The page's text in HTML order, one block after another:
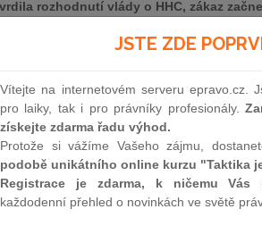
rozhodnutí vlády o HHC, zákaz
kvůli dieselgate ještě přezkoumá
útvary státu i zákon o lobbingu | Jurečka
náročných profesí
ve světě práva za uplynulý týden.
JSTE ZDE
Vítejte na internetovém serveru epravo.cz.
pro laiky, tak i pro právníky profesionály.
získejte zdarma řadu výhod.
Protože si vážíme Vašeho zájmu,
podobě unikátního online kurzu "Taktika
Registrace je zdarma, k ničemu Vás
každodenní přehled o novinkách ve světě